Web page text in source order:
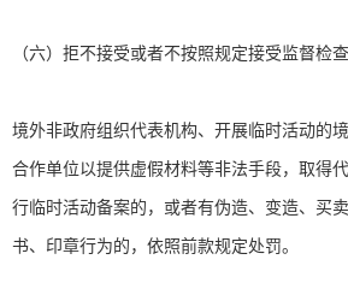
（六）拒不接受或者不按照规定接受监督检查
境外非政府组织代表机构、开展临时活动的
合作单位以提供虚假材料等非法手段，取得
行临时活动备案的，或者有伪造、变造、买
书、印章行为的，依照前款规定处罚。